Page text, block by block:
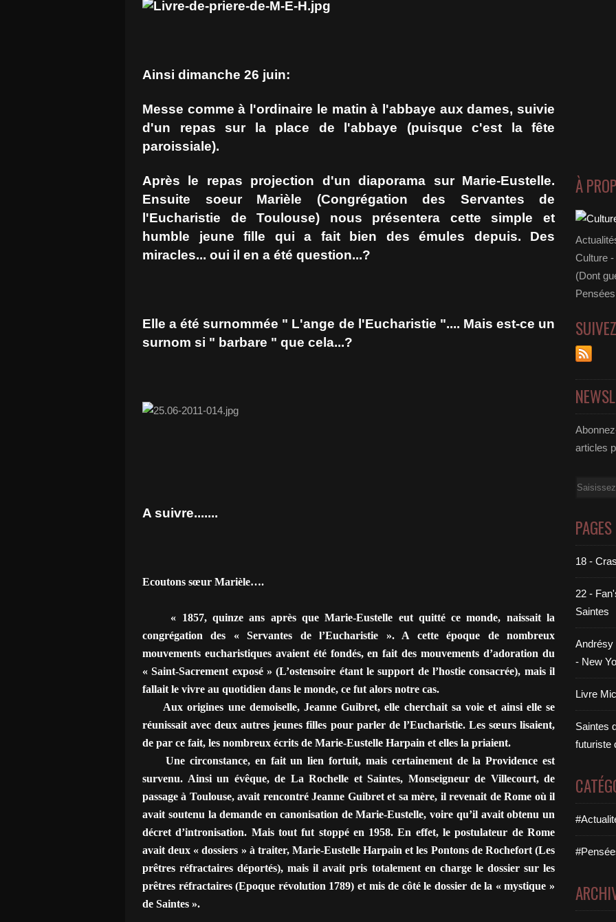
Ainsi dimanche 26 juin:
Messe comme à l'ordinaire le matin à l'abbaye aux dames, suivie
d'un repas sur la place de l'abbaye (puisque c'est la fête
paroissiale).
Après le repas projection d'un diaporama sur Marie-Eustelle.
Ensuite soeur Marièle (Congrégation des Servantes de
l'Eucharistie de Toulouse) nous présentera cette simple et
humble jeune fille qui a fait bien des émules depuis. Des
miracles... oui il en a été question...?
Elle a été surnommée " L'ange de l'Eucharistie ".... Mais est-ce un
surnom si " barbare " que cela...?
A suivre.......
Ecoutons sœur Marièle….
« 1857, quinze ans après que Marie-Eustelle eut quitté ce monde, naissait la
congrégation des « Servantes de l’Eucharistie ». A cette époque de nombreux
mouvements eucharistiques avaient été fondés, en fait des mouvements d’adoration du
« Saint-Sacrement exposé » (L’ostensoire étant le support de l’hostie consacrée), mais il
fallait le vivre au quotidien dans le monde, ce fut alors notre cas.
Aux origines une demoiselle, Jeanne Guibret, elle cherchait sa voie et ainsi elle se
réunissait avec deux autres jeunes filles pour parler de l’Eucharistie. Les sœurs lisaient,
de par ce fait, les nombreux écrits de Marie-Eustelle Harpain et elles la priaient.
Une circonstance, en fait un lien fortuit, mais certainement de la Providence est
survenu. Ainsi un évêque, de La Rochelle et Saintes, Monseigneur de Villecourt, de
passage à Toulouse, avait rencontré Jeanne Guibret et sa mère, il revenait de Rome où il
avait soutenu la demande en canonisation de Marie-Eustelle, voire qu’il avait obtenu un
décret d’intronisation. Mais tout fut stoppé en 1958. En effet, le postulateur de Rome
avait deux « dossiers » à traiter, Marie-Eustelle Harpain et les Pontons de Rochefort (Les
prêtres réfractaires déportés), mais il avait pris totalement en charge le dossier sur les
prêtres réfractaires (Epoque révolution 1789) et mis de côté le dossier de la « mystique »
de Saintes ».
À
Culture
(Dont
articles
Email
PAGES
18 -
22 -
Saintes
Andrésy
- New
Livre
Saintes
futuriste